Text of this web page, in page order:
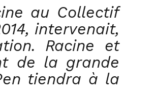
au Collectif
intervenait,
Racine et
de la grande
tiendra à la